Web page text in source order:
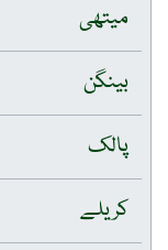
میتھی
بینگن
پالک
کریلے